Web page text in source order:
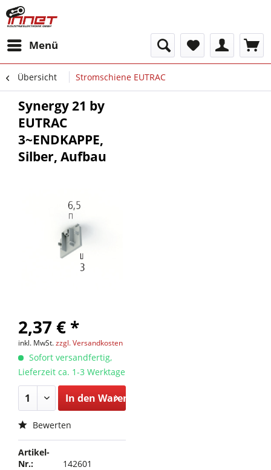
Menü
Übersicht Stromschiene EUTRAC
Synergy 21 by
EUTRAC
3~ENDKAPPE,
Silber, Aufbau
2,37 € *
inkl. MwSt.zzgl. Versandkosten
Sofort versandfertig,
Lieferzeit ca. 1-3 Werktage
In den Warenkorb
Bewerten
Artikel-
Nr.:
142601